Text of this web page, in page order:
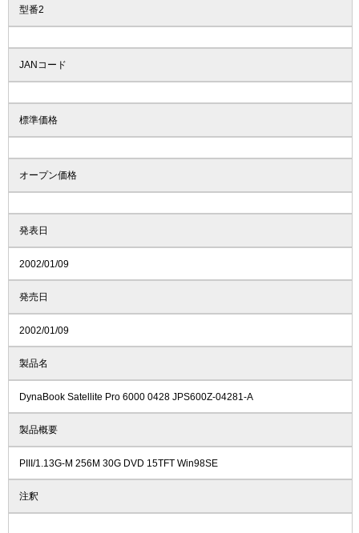
型番2
JANコード
標準価格
オープン価格
発表日
2002/01/09
発売日
2002/01/09
製品名
DynaBook Satellite Pro 6000 0428 JPS600Z-04281-A
製品概要
PIII/1.13G-M 256M 30G DVD 15TFT Win98SE
注釈